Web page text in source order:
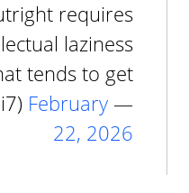
requires
laziness
tends to get…
— Citrini (@Citrini7)
February
22, 2026